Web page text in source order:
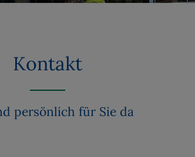
Kontakt
persönlich für Sie da